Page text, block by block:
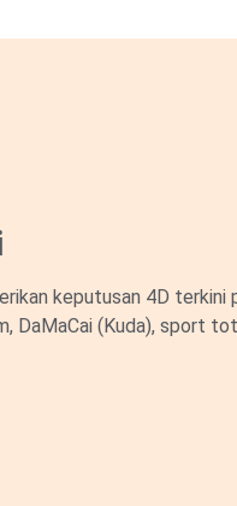
keputusan 4D terkini
DaMaCai (Kuda), sport